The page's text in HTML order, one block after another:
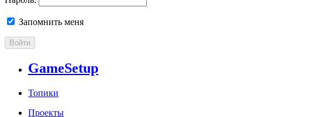
Запомнить меня
Войти
GameSetup
Топики
Проекты